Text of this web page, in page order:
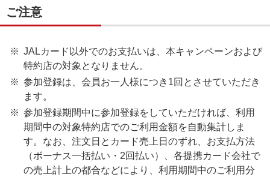
ご注意
JALカード以外でのお支払いは、本キャンペーンおよび
特約店の対象となりません。
参加登録は、会員お一人様につき1回とさせていただき
ます。
参加登録期間中に参加登録をしていただければ、利用
期間中の対象特約店でのご利用金額を自動集計しま
す。なお、注文日とカード売上日のずれ、お支払方法
（ボーナス一括払い・2回払い）、各提携カード会社で
の売上計上の都合などにより、利用期間中のご利用分